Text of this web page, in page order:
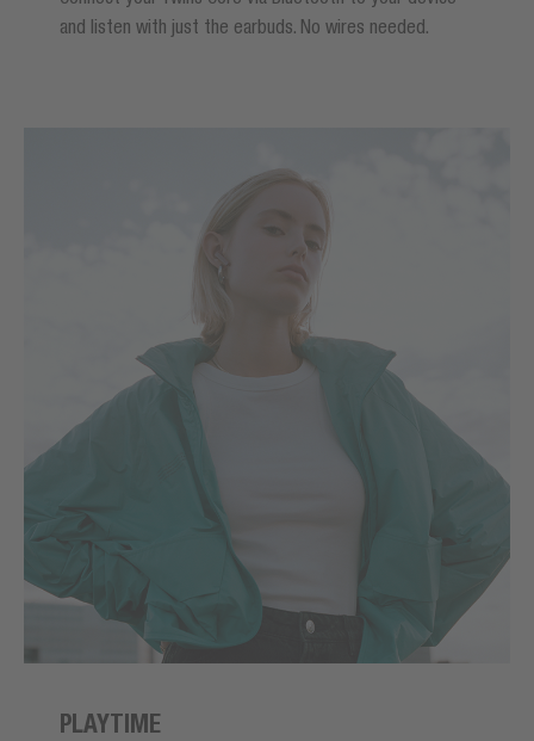
and listen with just the earbuds. No wires needed.
PLAYTIME